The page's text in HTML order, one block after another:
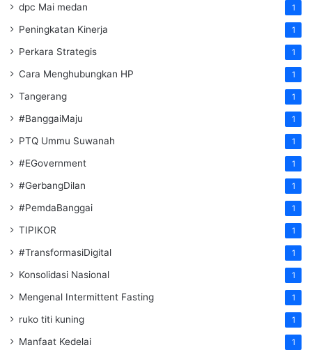
dpc Mai medan 1
Peningkatan Kinerja 1
Perkara Strategis 1
Cara Menghubungkan HP 1
Tangerang 1
#BanggaiMaju 1
PTQ Ummu Suwanah 1
#EGovernment 1
#GerbangDilan 1
#PemdaBanggai 1
TIPIKOR 1
#TransformasiDigital 1
Konsolidasi Nasional 1
Mengenal Intermittent Fasting 1
ruko titi kuning 1
Manfaat Kedelai 1